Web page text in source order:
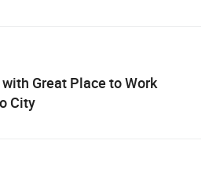
Great Place to Work
City